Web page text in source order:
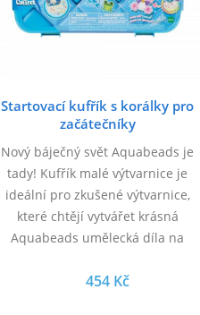
Startovací kufřík s korálky pro
začátečníky
Nový báječný svět Aquabeads je
tady! Kufřík malé výtvarnice je
ideální pro zkušené výtvarnice,
které chtějí vytvářet krásná
Aquabeads umělecká díla na
jednodenním…
454 Kč